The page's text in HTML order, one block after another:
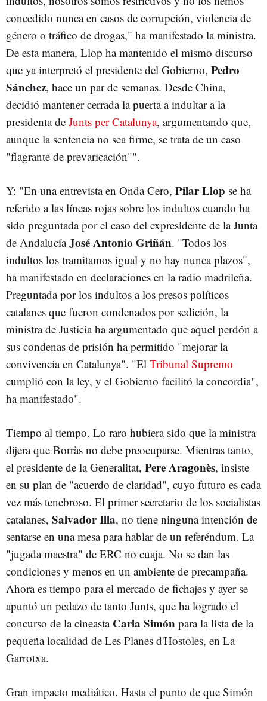
concedido nunca en casos de corrupción, violencia de
género o tráfico de drogas," ha manifestado la ministra.
De esta manera, Llop ha mantenido el mismo discurso
que ya interpretó el presidente del Gobierno, Pedro
Sánchez, hace un par de semanas. Desde China,
decidió mantener cerrada la puerta a indultar a la
presidenta de Junts per Catalunya, argumentando que,
aunque la sentencia no sea firme, se trata de un caso
"flagrante de prevaricación"".
Y: "En una entrevista en Onda Cero, Pilar Llop se ha
referido a las líneas rojas sobre los indultos cuando ha
sido preguntada por el caso del expresidente de la Junta
de AndalucíaJosé Antonio Griñán. "Todos los
indultos los tramitamos igual y no hay nunca plazos",
ha manifestado en declaraciones en la radio madrileña.
Preguntada por los indultos a los presos políticos
catalanes que fueron condenados por sedición, la
ministra de Justicia ha argumentado que aquel perdón a
sus condenas de prisión ha permitido "mejorar la
convivencia en Catalunya". "El Tribunal Supremo
cumplió con la ley, y el Gobierno facilitó la concordia",
ha manifestado".
Tiempo al tiempo. Lo raro hubiera sido que la ministra
dijera que Borràs no debe preocuparse. Mientras tanto,
el presidente de la Generalitat, Pere Aragonès, insiste
en su plan de "acuerdo de claridad", cuyo futuro es cada
vez más tenebroso. El primer secretario de los socialistas
catalanes, Salvador Illa, no tiene ninguna intención de
sentarse en una mesa para hablar de un referéndum. La
"jugada maestra" de ERC no cuaja. No se dan las
condiciones y menos en un ambiente de precampaña.
Ahora es tiempo para el mercado de fichajes y ayer se
apuntó un pedazo de tanto Junts, que ha logrado el
concurso de la cineasta Carla Simón para la lista de la
pequeña localidad de Les Planes d'Hostoles, en La
Garrotxa.
Gran impacto mediático. Hasta el punto de que Simón